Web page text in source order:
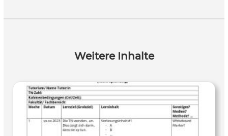
Weitere Inhalte